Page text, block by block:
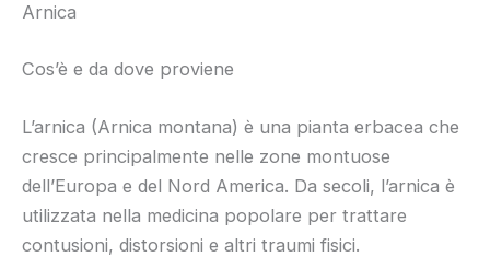
Arnica
Cos’è e da dove proviene
L’arnica (Arnica montana) è una pianta erbacea che
cresce principalmente nelle zone montuose
dell’Europa e del Nord America. Da secoli, l’arnica è
utilizzata nella medicina popolare per trattare
contusioni, distorsioni e altri traumi fisici.